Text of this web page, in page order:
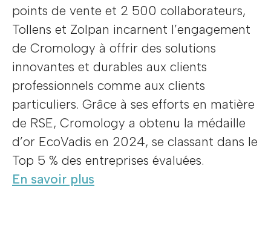
points de vente et 2 500 collaborateurs,
Tollens et Zolpan incarnent l’engagement
de Cromology à offrir des solutions
innovantes et durables aux clients
professionnels comme aux clients
particuliers. Grâce à ses efforts en matière
de RSE, Cromology a obtenu la médaille
d’or EcoVadis en 2024, se classant dans le
Top 5 % des entreprises évaluées.
En savoir plus